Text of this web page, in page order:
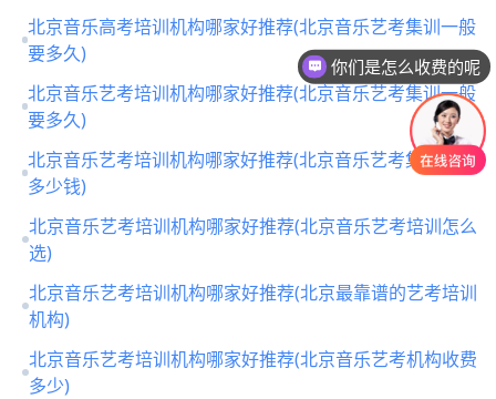
北京音乐高考培训机构哪家好推荐(北京音乐艺考集训一般
要多久)
北京音乐艺考培训机构哪家好推荐(北京音乐艺考集训一般
要多久)
北京音乐艺考培训机构哪家好推荐(北京音乐艺考集训一般
多少钱)
北京音乐艺考培训机构哪家好推荐(北京音乐艺考培训怎么
选)
北京音乐艺考培训机构哪家好推荐(北京最靠谱的艺考培训
机构)
北京音乐艺考培训机构哪家好推荐(北京音乐艺考机构收费
多少)
你们是怎么收费的呢